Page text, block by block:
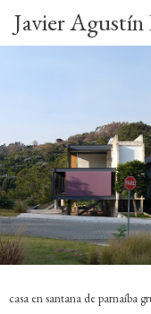
Javier Agustín
casa en santana de parnaíba